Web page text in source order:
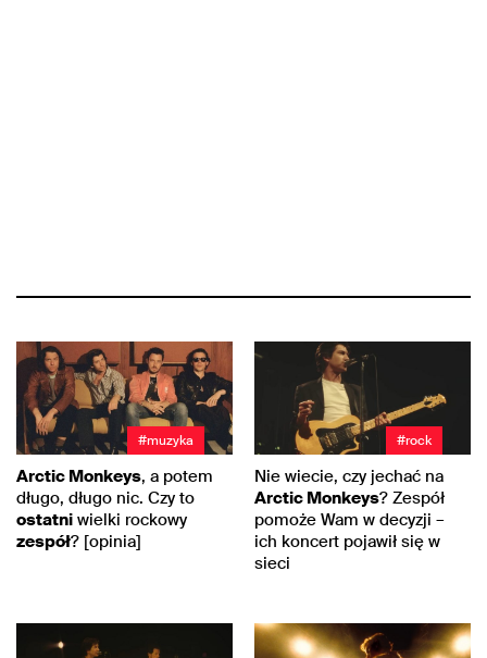
#muzyka
Arctic Monkeys, a potem
długo, długo nic. Czy to
ostatni wielki rockowy
zespół? [opinia]
#rock
Nie wiecie, czy jechać na
Arctic Monkeys? Zespół
pomoże Wam w decyzji –
ich koncert pojawił się w
sieci